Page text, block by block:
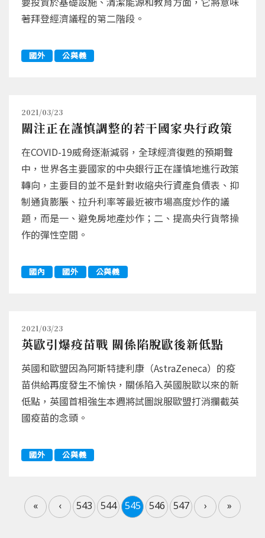
著拜登經濟議程的第二階段。
國外 公與義
2021/03/23
關注正在謹慎調整的若干國家央行政策
在COVID-19威脅逐漸減弱，全球經濟復甦的預期聲
中，世界各主要國家的中央銀行正在謹慎地進行政策
轉向，主要目的並不是針對收縮央行資產負債表、抑
制通貨膨脹、拉升利率等最近被市場高度炒作的議
題，而是一、避免房地產炒作；二、提高央行貨幣操
作的彈性空間。
國內 國外 公與義
2021/03/23
英歐引爆疫苗戰 關係陷脫歐後新低點
英國和歐盟因為阿斯特捷利康（AstraZeneca）的疫
苗供給再度發生不愉快，關係陷入英國脫歐以來的新
低點，英國首相強生本週將試圖說服歐盟打消攔截英
國疫苗的念頭。
國外 公與義
« ‹ 543 544 545 546 547 › »